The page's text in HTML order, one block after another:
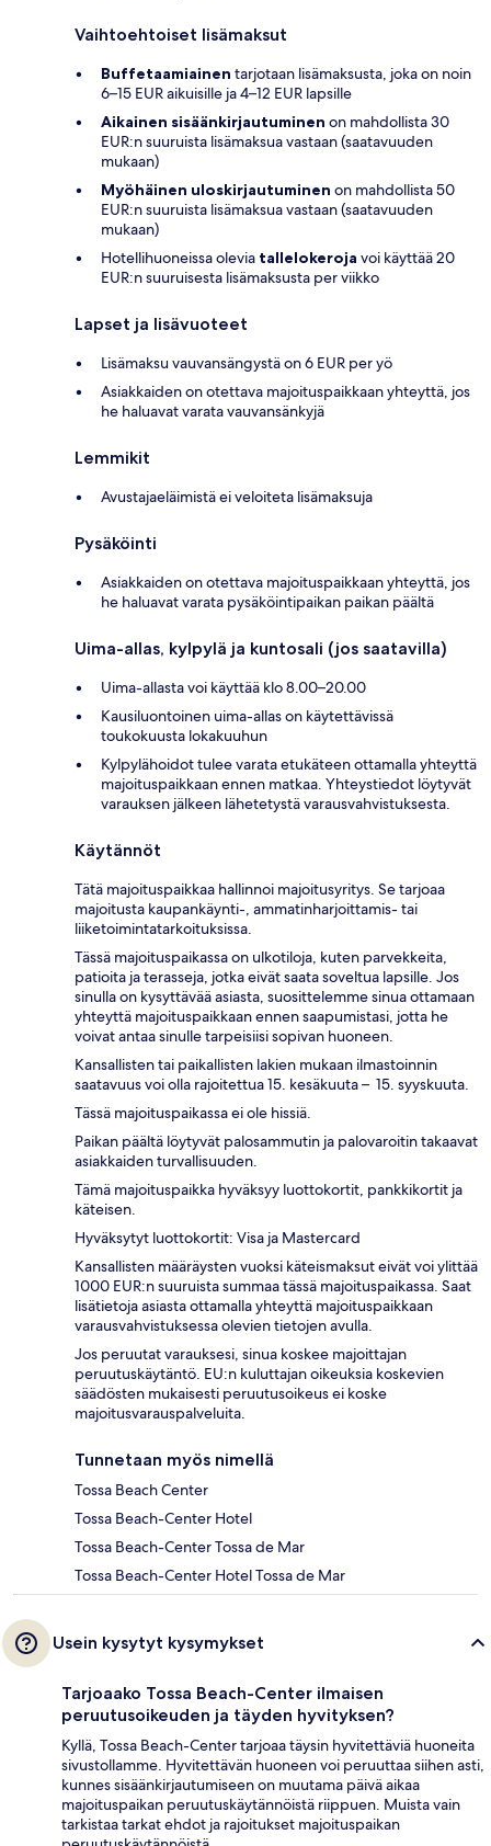
Vaihtoehtoiset lisämaksut
Buffetaamiainen tarjotaan lisämaksusta, joka on noin
6–15 EUR aikuisille ja 4–12 EUR lapsille
Aikainen sisäänkirjautuminen on mahdollista 30
EUR:n suuruista lisämaksua vastaan (saatavuuden
mukaan)
Myöhäinen uloskirjautuminen on mahdollista 50
EUR:n suuruista lisämaksua vastaan (saatavuuden
mukaan)
Hotellihuoneissa olevia tallelokeroja voi käyttää 20
EUR:n suuruisesta lisämaksusta per viikko
Lapset ja lisävuoteet
Lisämaksu vauvansängystä on 6 EUR per yö
Asiakkaiden on otettava majoituspaikkaan yhteyttä, jos
he haluavat varata vauvansänkyjä
Lemmikit
Avustajaeläimistä ei veloiteta lisämaksuja
Pysäköinti
Asiakkaiden on otettava majoituspaikkaan yhteyttä, jos
he haluavat varata pysäköintipaikan paikan päältä
Uima-allas, kylpylä ja kuntosali (jos saatavilla)
Uima-allasta voi käyttää klo 8.00–20.00
Kausiluontoinen uima-allas on käytettävissä
toukokuusta lokakuuhun
Kylpylähoidot tulee varata etukäteen ottamalla yhteyttä
majoituspaikkaan ennen matkaa. Yhteystiedot löytyvät
varauksen jälkeen lähetetystä varausvahvistuksesta.
Käytännöt
Tätä majoituspaikkaa hallinnoi majoitusyritys. Se tarjoaa
majoitusta kaupankäynti-, ammatinharjoittamis- tai
liiketoimintatarkoituksissa.
Tässä majoituspaikassa on ulkotiloja, kuten parvekkeita,
patioita ja terasseja, jotka eivät saata soveltua lapsille. Jos
sinulla on kysyttävää asiasta, suosittelemme sinua ottamaan
yhteyttä majoituspaikkaan ennen saapumistasi, jotta he
voivat antaa sinulle tarpeisiisi sopivan huoneen.
Kansallisten tai paikallisten lakien mukaan ilmastoinnin
saatavuus voi olla rajoitettua 15. kesäkuuta – 15. syyskuuta.
Tässä majoituspaikassa ei ole hissiä.
Paikan päältä löytyvät palosammutin ja palovaroitin takaavat
asiakkaiden turvallisuuden.
Tämä majoituspaikka hyväksyy luottokortit, pankkikortit ja
käteisen.
Hyväksytyt luottokortit: Visa ja Mastercard
Kansallisten määräysten vuoksi käteismaksut eivät voi ylittää
1000 EUR:n suuruista summaa tässä majoituspaikassa. Saat
lisätietoja asiasta ottamalla yhteyttä majoituspaikkaan
varausvahvistuksessa olevien tietojen avulla.
Jos peruutat varauksesi, sinua koskee majoittajan
peruutuskäytäntö. EU:n kuluttajan oikeuksia koskevien
säädösten mukaisesti peruutusoikeus ei koske
majoitusvarauspalveluita.
Tunnetaan myös nimellä
Tossa Beach Center
Tossa Beach-Center Hotel
Tossa Beach-Center Tossa de Mar
Tossa Beach-Center Hotel Tossa de Mar
Usein kysytyt kysymykset
Tarjoaako Tossa Beach-Center ilmaisen
peruutusoikeuden ja täyden hyvityksen?
Kyllä, Tossa Beach-Center tarjoaa täysin hyvitettäviä huoneita
sivustollamme. Hyvitettävän huoneen voi peruuttaa siihen asti,
kunnes sisäänkirjautumiseen on muutama päivä aikaa
majoituspaikan peruutuskäytännöistä riippuen. Muista vain
tarkistaa tarkat ehdot ja rajoitukset majoituspaikan